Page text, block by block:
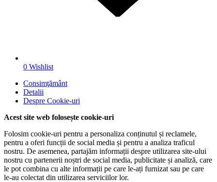
0 Wishlist
Consimţământ
Detalii
Despre Cookie-uri
Acest site web folosește cookie-uri
Folosim cookie-uri pentru a personaliza conținutul și reclamele,
pentru a oferi funcții de social media și pentru a analiza traficul
nostru. De asemenea, partajăm informații despre utilizarea site-ului
nostru cu partenerii noștri de social media, publicitate și analiză, care
le pot combina cu alte informații pe care le-ați furnizat sau pe care
le-au colectat din utilizarea serviciilor lor.